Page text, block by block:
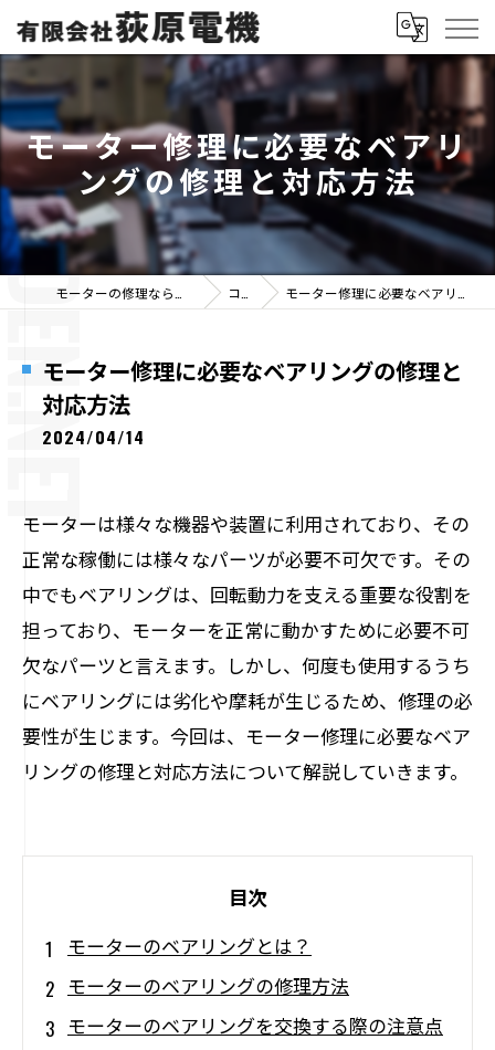
モーター修理に必要なベアリ
ングの修理と対応方法
コラム モーター修理に必要なベアリングの修理と対応方法
モーター修理に必要なベアリングの修理と
対応方法
2024/04/14
モーターは様々な機器や装置に利用されており、その
正常な稼働には様々なパーツが必要不可欠です。その
中でもベアリングは、回転動力を支える重要な役割を
担っており、モーターを正常に動かすために必要不可
欠なパーツと言えます。しかし、何度も使用するうち
にベアリングには劣化や摩耗が生じるため、修理の必
要性が生じます。今回は、モーター修理に必要なベア
リングの修理と対応方法について解説していきます。
目次
モーターのベアリングとは？
モーターのベアリングの修理方法
モーターのベアリングを交換する際の注意点